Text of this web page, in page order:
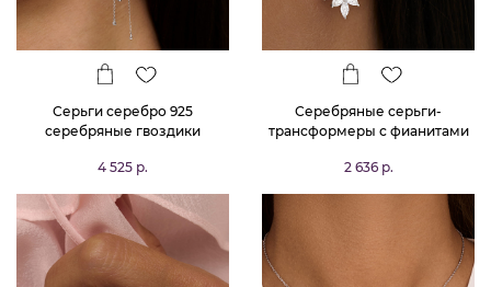
Серьги серебро 925
серебряные гвоздики
4 525 р.
Серебряные серьги-
трансформеры с фианитами
2 636 р.